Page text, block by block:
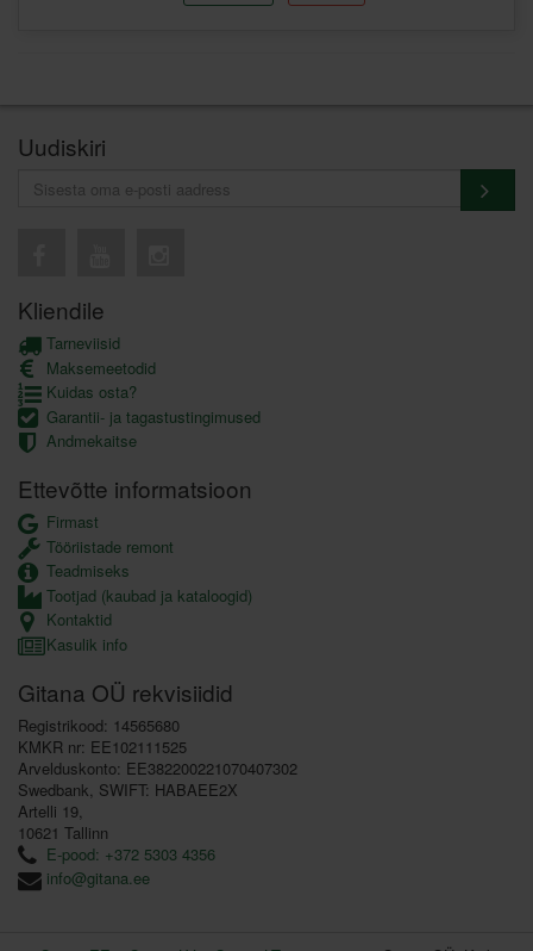
Uudiskiri
Kliendile
Tarneviisid
Maksemeetodid
Kuidas osta?
Garantii- ja tagastustingimused
Andmekaitse
Ettevõtte informatsioon
Firmast
Tööriistade remont
Teadmiseks
Tootjad (kaubad ja kataloogid)
Kontaktid
Kasulik info
Gitana OÜ rekvisiidid
Registrikood: 14565680
KMKR nr: EE102111525
Arvelduskonto: EE382200221070407302
Swedbank, SWIFT: HABAEE2X
Artelli 19,
10621 Tallinn
E-pood: +372 5303 4356
info@gitana.ee